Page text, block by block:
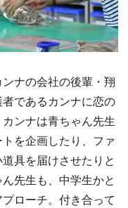
ナの会社の後輩・翔
であるカンナに恋の
ンナは青ちゃん先生
を企画したり、ファ
具を届けさせたりと
先生も、中学生かと
ローチ。付き合って